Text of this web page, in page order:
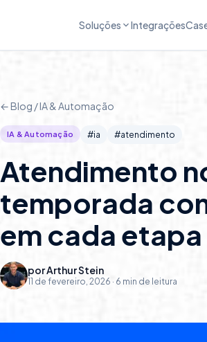
Soluções Integrações
← Blog /IA & Automação
IA & Automação #ia #atendimento
Atendimento
temporada
em cada
porArthur Stein
11 de fevereiro, 2026 · 6 min de leitura